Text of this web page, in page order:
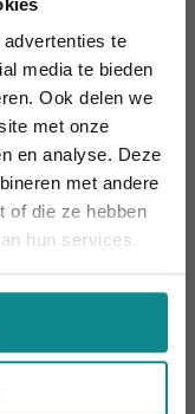
te
media te bieden
Ook delen we
met onze
en analyse. Deze
met andere
of die ze hebben
hun services.
zie je
15 augustus,
definitief.